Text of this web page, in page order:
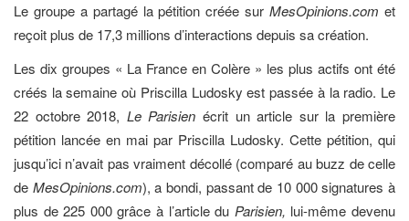
Le groupe a partagé la pétition créée surMesOpinions.com et
reçoit plus de 17,3 millions d’interactions depuis sa création.
Les dix groupes « La France en Colère » les plus actifs ont été
créés la semaine où Priscilla Ludosky est passée à la radio. Le
22 octobre 2018, Le Parisien écrit un article sur la première
pétition lancée en mai par Priscilla Ludosky. Cette pétition, qui
jusqu’ici n’avait pas vraiment décollé (comparé au buzz de celle
de MesOpinions.com), a bondi, passant de 10 000 signatures à
plus de 225 000 grâce à l’article du Parisien, lui-même devenu